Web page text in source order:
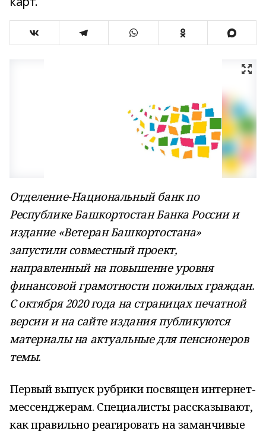
Отделение-Национальный банк по
Республике Башкортостан Банка России и
издание «Ветеран Башкортостана»
запустили совместный проект,
направленный на повышение уровня
финансовой грамотности пожилых граждан.
С октября 2020 года на страницах печатной
версии и на сайте издания публикуются
материалы на актуальные для пенсионеров
темы.
Первый выпуск рубрики посвящен интернет-
мессенджерам. Специалисты рассказывают,
как правильно реагировать на заманчивые